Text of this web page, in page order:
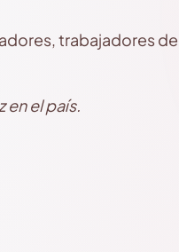
trabajadores de
en el país.